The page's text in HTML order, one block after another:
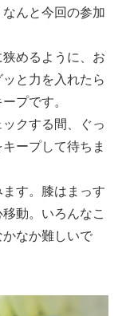
んと今回の参加
めるように、お
と力を入れたら
プです。
クする間、ぐっ
ープして待ちま
す。膝はまっす
動。いろんなこ
なか難しいで